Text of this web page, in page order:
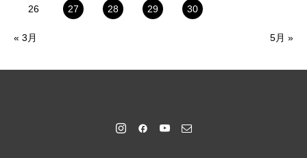
26
27 28 29 30
« 3月 5月 »